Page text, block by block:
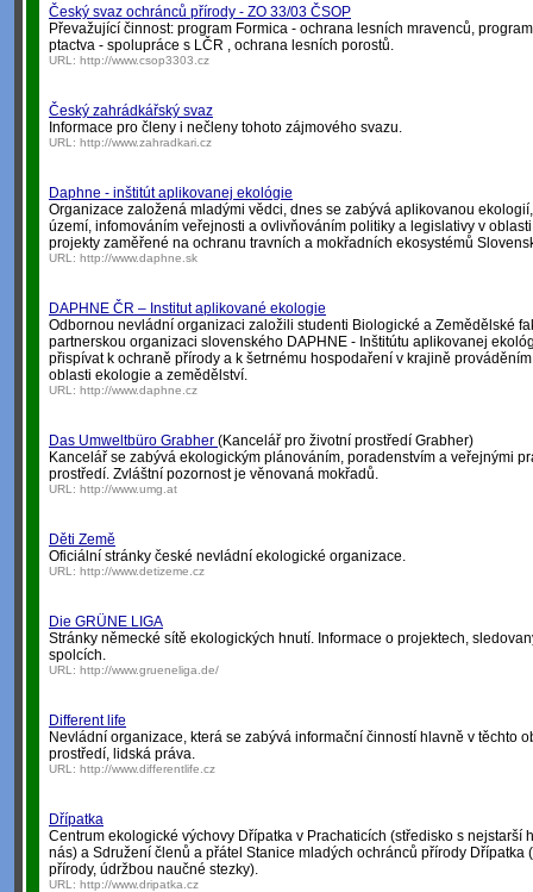
Český svaz ochránců přírody - ZO 33/03 ČSOP
Převažující činnost: program Formica - ochrana lesních mravenců,
ptactva - spolupráce s LČR , ochrana lesních porostů.
URL: http://www.csop3303.cz
Český zahrádkářský svaz
Informace pro členy i nečleny tohoto zájmového svazu.
URL: http://www.zahradkari.cz
Daphne - inštitút aplikovanej ekológie
Organizace založená mladými vědci, dnes se zabývá aplikovanou
území, infomováním veřejnosti a ovlivňováním politiky a legislativy v
projekty zaměřené na ochranu travních a mokřadních ekosystémů
URL: http://www.daphne.sk
DAPHNE ČR – Institut aplikované ekologie
Odbornou nevládní organizaci založili studenti Biologické a Zemědělské
partnerskou organizaci slovenského DAPHNE - Inštitútu aplikovanej
přispívat k ochraně přírody a k šetrnému hospodaření v krajině
oblasti ekologie a zemědělství.
URL: http://www.daphne.cz
Das Umweltbüro Grabher (Kancelář pro životní prostředí Grabher)
Kancelář se zabývá ekologickým plánováním, poradenstvím a veřejnými
prostředí. Zvláštní pozornost je věnovaná mokřadů.
URL: http://www.umg.at
Děti Země
Oficiální stránky české nevládní ekologické organizace.
URL: http://www.detizeme.cz
Die GRÜNE LIGA
Stránky německé sítě ekologických hnutí. Informace o projektech,
spolcích.
URL: http://www.grueneliga.de/
Different life
Nevládní organizace, která se zabývá informační činností hlavně v těchto
prostředí, lidská práva.
URL: http://www.differentlife.cz
Dřípatka
Centrum ekologické výchovy Dřípatka v Prachaticích (středisko s nejstarší
nás) a Sdružení členů a přátel Stanice mladých ochránců přírody Dřípatka
přírody, údržbou naučné stezky).
URL: http://www.dripatka.cz